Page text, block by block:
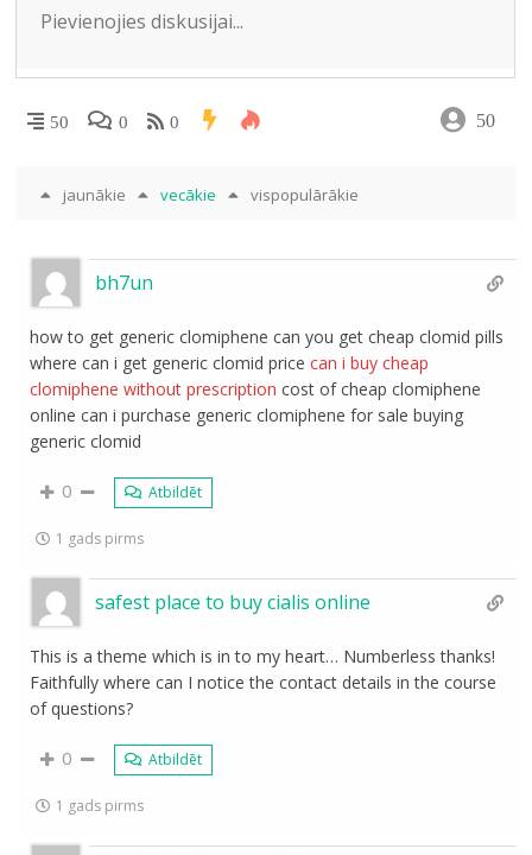
50 0 0 50
jaunākie vecākie vispopulārākie
bh7un
how to get generic clomiphene can you get cheap clomid pills
where can i get generic clomid pricecan i buy cheap
clomiphene without prescription cost of cheap clomiphene
online can i purchase generic clomiphene for sale buying
generic clomid
0 Atbildēt
1 gads pirms
safest place to buy cialis online
This is a theme which is in to my heart… Numberless thanks!
Faithfully where can I notice the contact details in the course
of questions?
0 Atbildēt
1 gads pirms